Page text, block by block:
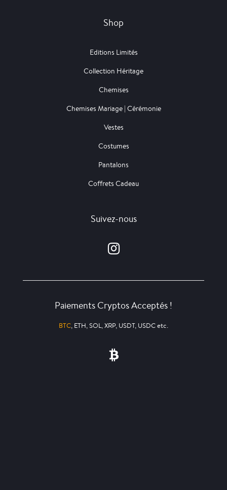
Shop
Editions Limités
Collection Héritage
Chemises
Chemises Mariage | Cérémonie
Vestes
Costumes
Pantalons
Coffrets Cadeau
Suivez-nous
Paiements Cryptos Acceptés !
BTC, ETH, SOL, XRP, USDT, USDC etc.